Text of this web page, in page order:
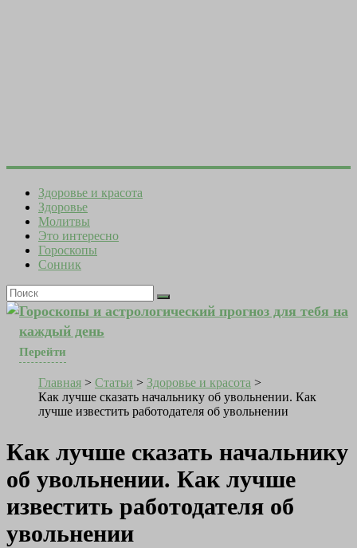
Здоровье и красота
Здоровье
Молитвы
Это интересно
Гороскопы
Сонник
Гороскопы и астрологический прогноз для тебя на
каждый день
Перейти
Главная > Статьи > Здоровье и красота >
Как лучше сказать начальнику об увольнении. Как
лучше известить работодателя об увольнении
Как лучше сказать начальнику
об увольнении. Как лучше
известить работодателя об
увольнении